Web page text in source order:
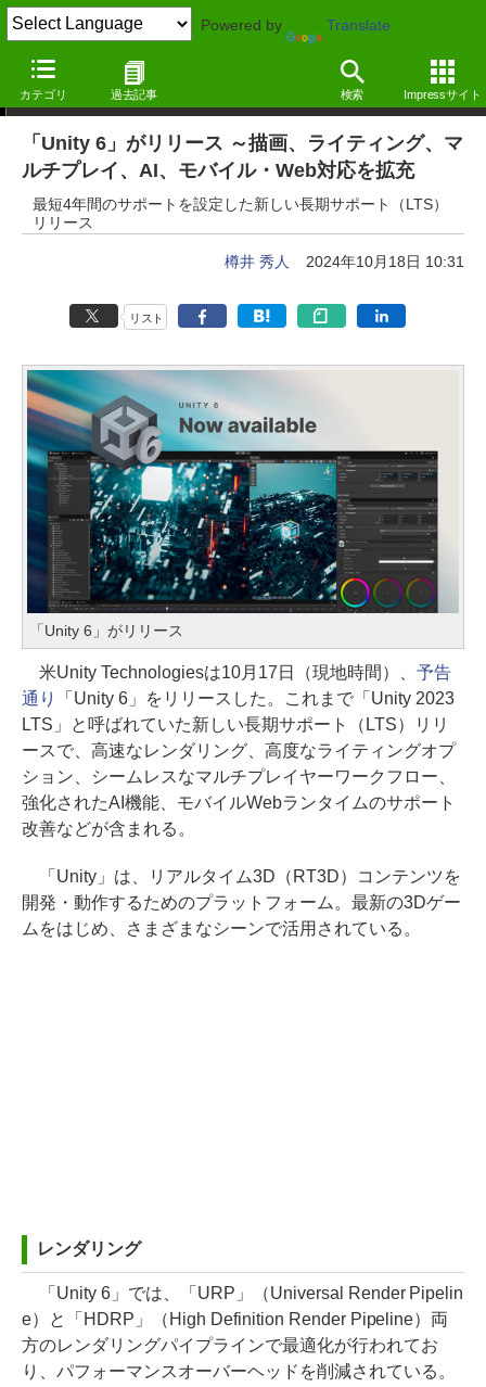
Powered by Translate
カテゴリ 過去記事 検索 Impressサイト
ニュース
「Unity 6」がリリース ～描画、ライティング、マ
ルチプレイ、AI、モバイル・Web対応を拡充
最短4年間のサポートを設定した新しい長期サポート（LTS）
リリース
樽井 秀人 2024年10月18日 10:31
リスト
「Unity 6」がリリース
米Unity Technologiesは10月17日（現地時間）、 予告
通り
「Unity 6」をリリースした。これまで「Unity 2023
LTS」と呼ばれていた新しい長期サポート（LTS）リリ
ースで、高速なレンダリング、高度なライティングオプ
ション、シームレスなマルチプレイヤーワークフロー、
強化されたAI機能、モバイルWebランタイムのサポート
改善などが含まれる。
「Unity」は、リアルタイム3D（RT3D）コンテンツを
開発・動作するためのプラットフォーム。最新の3Dゲー
ムをはじめ、さまざまなシーンで活用されている。
レンダリング
「Unity 6」では、「URP」（Universal Render Pipelin
e）と「HDRP」（High Definition Render Pipeline）両
方のレンダリングパイプラインで最適化が行われてお
り、パフォーマンスオーバーヘッドを削減されている。